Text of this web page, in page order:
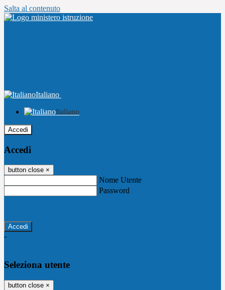
Salta al contenuto
Italiano
Italiano
Accedi
Accedi
button close ×
Nome Utente
Password
-
Seleziona utente
button close ×